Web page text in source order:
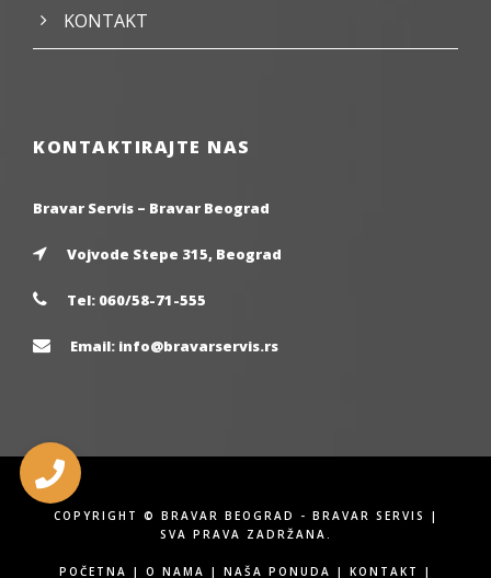
KONTAKT
KONTAKTIRAJTE NAS
Bravar Servis – Bravar Beograd
Vojvode Stepe 315, Beograd
Tel: 060/58-71-555
Email: info@bravarservis.rs
COPYRIGHT © BRAVAR BEOGRAD - BRAVAR SERVIS |
SVA PRAVA ZADRŽANA.
POČETNA | O NAMA | NAŠA PONUDA | KONTAKT |